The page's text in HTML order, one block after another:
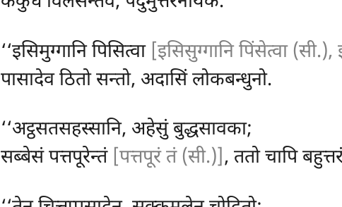
‘‘इसिमुग्गानि पिसित्वा [इसिसुग्गानि पिंसेत्वा (सी.),
पासादेव ठितो सन्तो, अदासिं लोकबन्धुनो.
‘‘अट्ठसतसहस्सानि, अहेसुं बुद्धसावका;
सब्बेसं पत्तपूरेन्तं [पत्तपूरं तं (सी.)], ततो चापि